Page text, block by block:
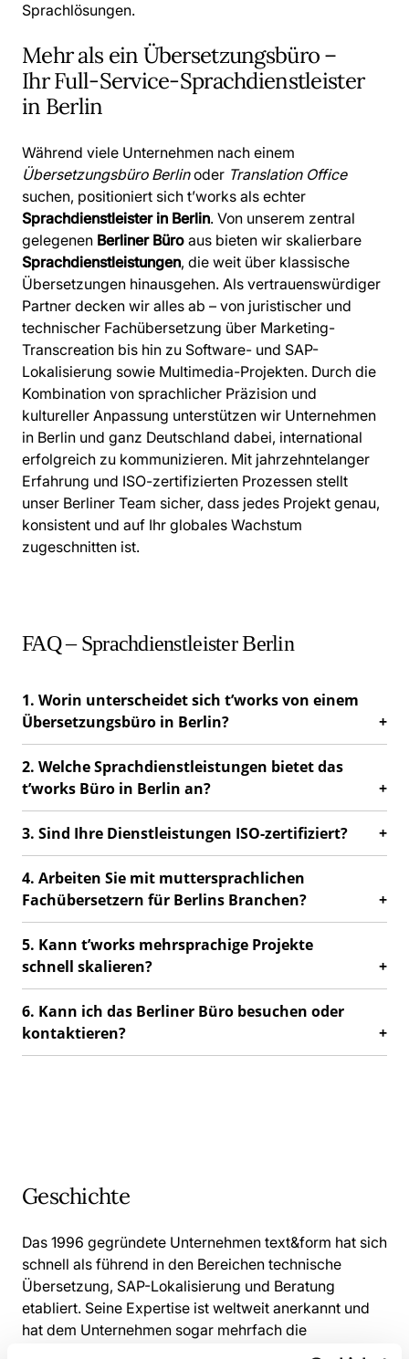
Sprachlösungen.
Mehr als ein Übersetzungsbüro –
Ihr Full-Service-Sprachdienstleister
in Berlin
Während viele Unternehmen nach einem
Übersetzungsbüro Berlinoder Translation Office
suchen, positioniert sich t’works als echter
Sprachdienstleister in Berlin. Von unserem zentral
gelegenen Berliner Büro aus bieten wir skalierbare
Sprachdienstleistungen, die weit über klassische
Übersetzungen hinausgehen. Als vertrauenswürdiger
Partner decken wir alles ab – von juristischer und
technischer Fachübersetzung über Marketing-
Transcreation bis hin zu Software- und SAP-
Lokalisierung sowie Multimedia-Projekten. Durch die
Kombination von sprachlicher Präzision und
kultureller Anpassung unterstützen wir Unternehmen
in Berlin und ganz Deutschland dabei, international
erfolgreich zu kommunizieren. Mit jahrzehntelanger
Erfahrung und ISO-zertifizierten Prozessen stellt
unser Berliner Team sicher, dass jedes Projekt genau,
konsistent und auf Ihr globales Wachstum
zugeschnitten ist.
FAQ – Sprachdienstleister Berlin
1. Worin unterscheidet sich t’works von einem
Übersetzungsbüro in Berlin?
2. Welche Sprachdienstleistungen bietet das
t’works Büro in Berlin an?
3. Sind Ihre Dienstleistungen ISO-zertifiziert?
4. Arbeiten Sie mit muttersprachlichen
Fachübersetzern für Berlins Branchen?
5. Kann t’works mehrsprachige Projekte
schnell skalieren?
6. Kann ich das Berliner Büro besuchen oder
kontaktieren?
Geschichte
Das 1996 gegründete Unternehmen text&form hat sich
schnell als führend in den Bereichen technische
Übersetzung, SAP-Lokalisierung und Beratung
etabliert. Seine Expertise ist weltweit anerkannt und
hat dem Unternehmen sogar mehrfach die